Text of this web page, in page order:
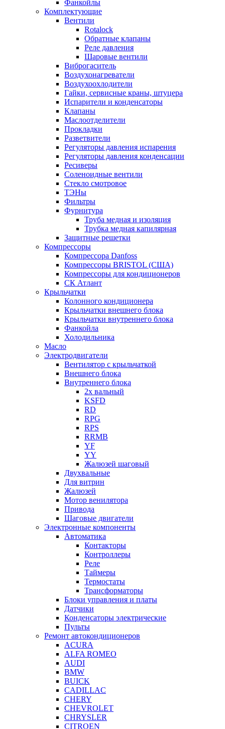
Фанкойлы
Комплектующие
Вентили
Rotalock
Обратные клапаны
Реле давления
Шаровые вентили
Виброгаситель
Воздухонагреватели
Воздухоохлодители
Гайки, сервисные краны, штуцера
Испарители и конденсаторы
Клапаны
Маслоотделители
Прокладки
Разветвители
Регуляторы давления испарения
Регуляторы давления конденсации
Ресиверы
Соленоидные вентили
Стекло смотровое
ТЭНы
Фильтры
Фурнитура
Труба медная и изоляция
Трубка медная капилярная
Защитные решетки
Компрессоры
Компрессора Danfoss
Компрессоры BRISTOL (США)
Компрессоры для кондиционеров
СК Атлант
Крыльчатки
Колонного кондиционера
Крыльчатки внешнего блока
Крыльчатки внутреннего блока
Фанкойла
Холодильника
Масло
Электродвигатели
Вентилятор с крыльчаткой
Внешнего блока
Внутреннего блока
2х вальный
KSFD
RD
RPG
RPS
RRMB
YF
YY
Жалюзей шаговый
Двухвальные
Для витрин
Жалюзей
Мотор венилятора
Привода
Шаговые двигатели
Электронные компоненты
Автоматика
Контакторы
Контроллеры
Реле
Таймеры
Термостаты
Трансформаторы
Блоки управления и платы
Датчики
Конденсаторы электрические
Пульты
Ремонт автокондиционеров
ACURA
ALFA ROMEO
AUDI
BMW
BUICK
CADILLAC
CHERY
CHEVROLET
CHRYSLER
CITROEN